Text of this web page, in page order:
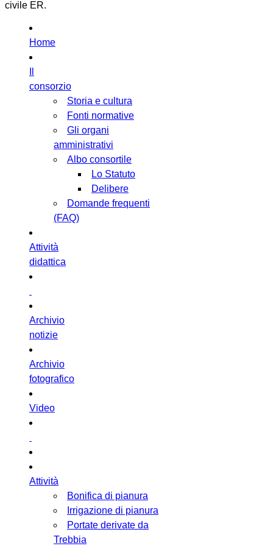
civile ER.
Home
consorzio
Storia e cultura
Fonti normative
Gli organi
amministrativi
Albo consortile
Lo Statuto
Delibere
Domande frequenti
(FAQ)
Attività
didattica
Archivio
notizie
Archivio
fotografico
Video
Attività
Bonifica di pianura
Irrigazione di pianura
Portate derivate da
Trebbia